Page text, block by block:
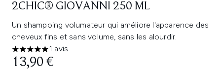
2CHIC® GIOVANNI 250 ML
Un shampoing volumateur qui améliore l'apparence des
cheveux fins et sans volume, sans les alourdir.
5 étoiles sur un maximum de 5
1 avis
13,90 €